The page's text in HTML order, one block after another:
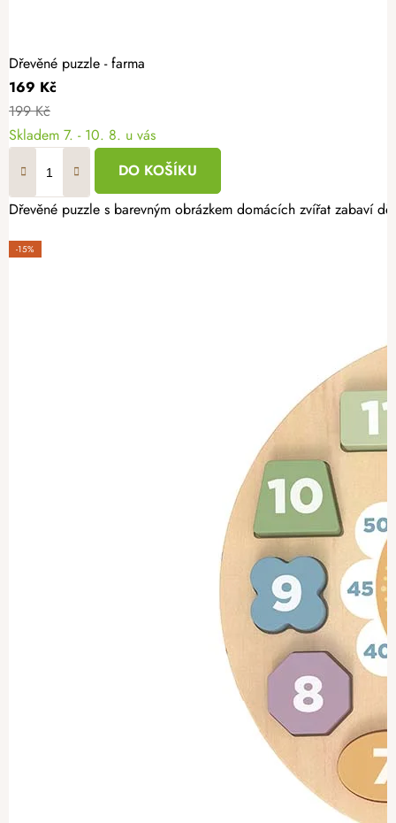
Dřevěné puzzle - farma
169 Kč
199 Kč
Skladem 7. - 10. 8. u vás
DO KOŠÍKU
Dřevěné puzzle s barevným obrázkem domácích zvířat zabaví
-15%